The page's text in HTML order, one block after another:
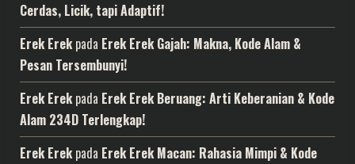
Cerdas, Licik, tapi Adaptif!
Erek Erekpada Erek Erek Gajah: Makna, Kode Alam &
Pesan Tersembunyi!
Erek Erekpada Erek Erek Beruang: Arti Keberanian & Kode
Alam 234D Terlengkap!
Erek Erekpada Erek Erek Macan: Rahasia Mimpi & Kode